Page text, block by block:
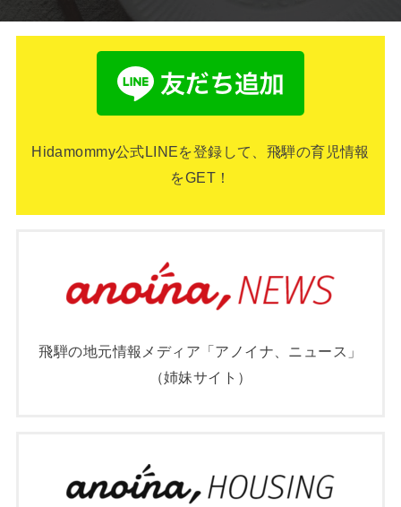
Hidamommy公式LINEを登録して、飛騨の育児情報
をGET！
飛騨の地元情報メディア「アノイナ、ニュース」
（姉妹サイト）